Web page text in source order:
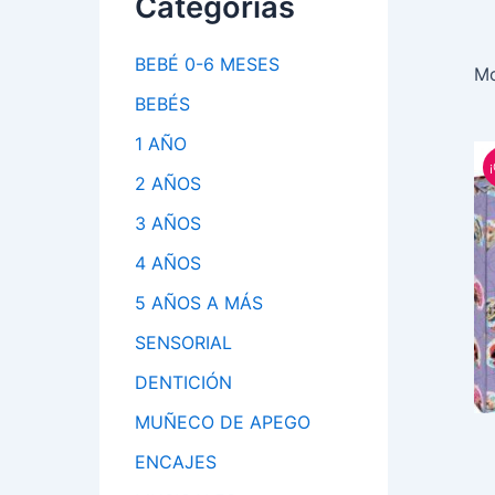
BEBÉ 0-6 MESES
BEBÉS
1 AÑO
2 AÑOS
3 AÑOS
4 AÑOS
5 AÑOS A MÁS
SENSORIAL
DENTICIÓN
MUÑECO DE APEGO
ENCAJES